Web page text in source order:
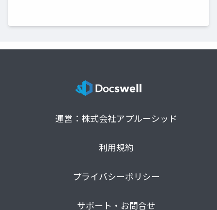
運営：株式会社アプルーシッド
利用規約
プライバシーポリシー
サポート・お問合せ